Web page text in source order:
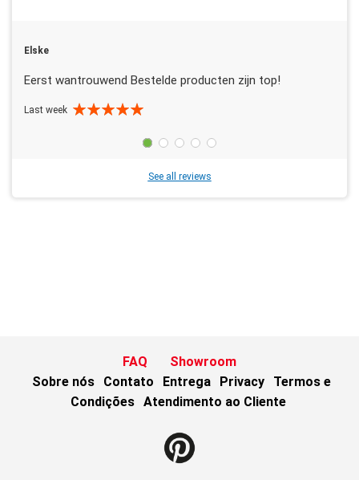
Elske
Eerst wantrouwend Bestelde producten zijn top!
Last week
See all reviews
FAQ
Showroom
Sobre nós
Contato Entrega Privacy
Termos e
Condições
Atendimento ao Cliente